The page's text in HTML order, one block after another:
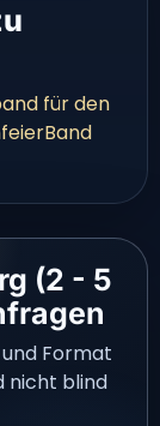
für den
Band
(2 - 5
Format
nicht blind